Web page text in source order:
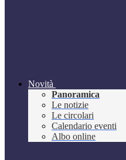
Novità
Panoramica
Le notizie
Le circolari
Calendario eventi
Albo online